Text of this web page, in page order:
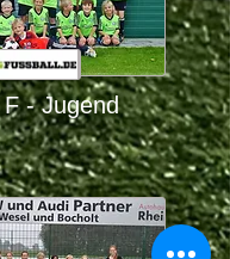
- Jugend